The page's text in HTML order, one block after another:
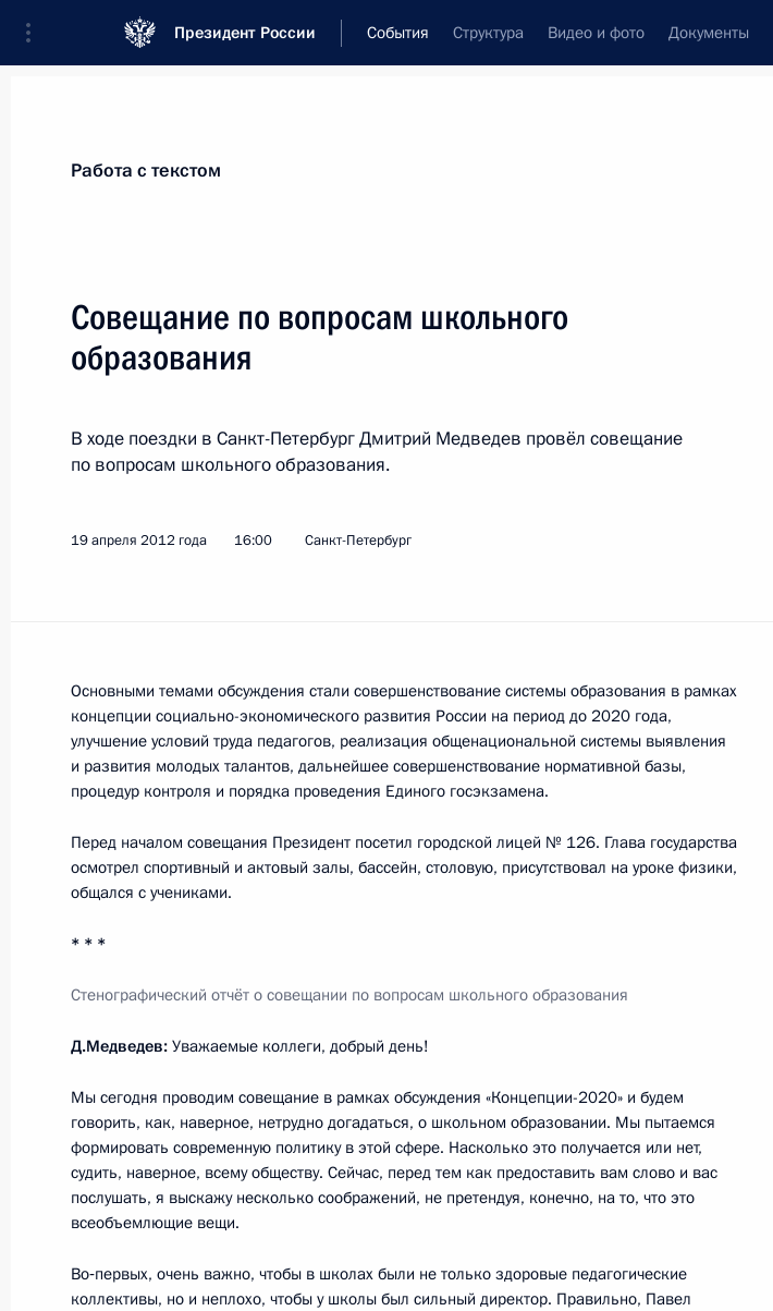
Президент России События Структура Видео и фото Документы
Новости
24 апреля 2012 года, вторник
24 апреля 2012 года, 17:00
Расширенное заседание Госсовета
Президент внесёт в парламенты Смоленской и Костромской
областей кандидатуры на посты глав этих регионов
24 апреля 2012 года, 09:15
23 апреля 2012 года, понедельник
Встреча с руководством партии «Единая Россия»
Груздевым
23 апреля 2012 года, 14:00 Московская область, Горки
Дмитрий Медведев подписал указы о помиловании ряда граждан
России
23 апреля 2012 года, 12:20
Работа с текстом
Совещание по вопросам школьного
образования
В ходе поездки в Санкт-Петербург Дмитрий Медведев провёл совещание
по вопросам школьного образования.
19 апреля 2012 года 16:00 Санкт-Петербург
Основными темами обсуждения стали совершенствование системы образования в рамках
концепции социально-экономического развития России на период до 2020 года,
улучшение условий труда педагогов, реализация общенациональной системы выявления
и развития молодых талантов, дальнейшее совершенствование нормативной базы,
процедур контроля и порядка проведения Единого госэкзамена.
Перед началом совещания Президент посетил городской лицей № 126. Глава государства
осмотрел спортивный и актовый залы, бассейн, столовую, присутствовал на уроке физики,
общался с учениками.
* * *
Стенографический отчёт о совещании по вопросам школьного образования
Д.Медведев: Уважаемые коллеги, добрый день!
Мы сегодня проводим совещание в рамках обсуждения «Концепции-2020» и будем
говорить, как, наверное, нетрудно догадаться, о школьном образовании. Мы пытаемся
формировать современную политику в этой сфере. Насколько это получается или нет,
судить, наверное, всему обществу. Сейчас, перед тем как предоставить вам слово и вас
послушать, я выскажу несколько соображений, не претендуя, конечно, на то, что это
всеобъемлющие вещи.
Во‑первых, очень важно, чтобы в школах были не только здоровые педагогические
коллективы, но и неплохо, чтобы у школы был сильный директор. Правильно, Павел